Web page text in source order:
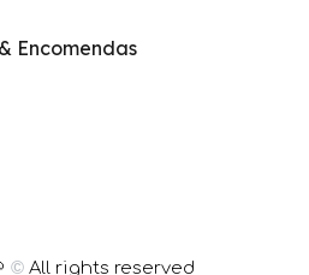
Encomendas
© All rights reserved